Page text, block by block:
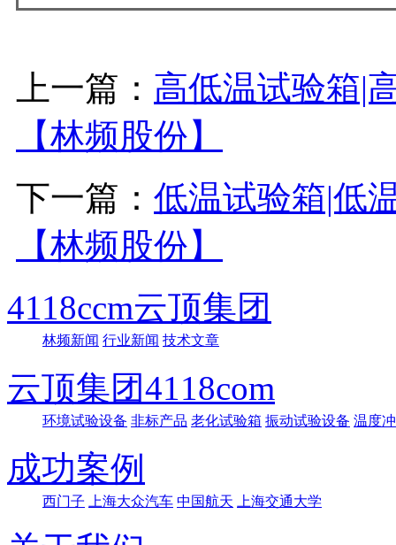
上一篇： 高低温试验箱|
【林频股份】
下一篇： 低温试验箱|低
【林频股份】
4118ccm云顶集团
林频新闻 行业新闻 技术文章
云顶集团4118com
环境试验设备 非标产品 老化试验箱 振动试验设备 温度
成功案例
西门子 上海大众汽车 中国航天 上海交通大学